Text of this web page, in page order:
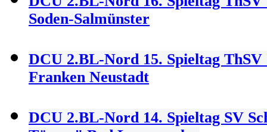
Soden-Salmünster
DCU 2.BL-Nord 15. Spieltag
Franken Neustadt
DCU 2.BL-Nord 14. Spieltag SV